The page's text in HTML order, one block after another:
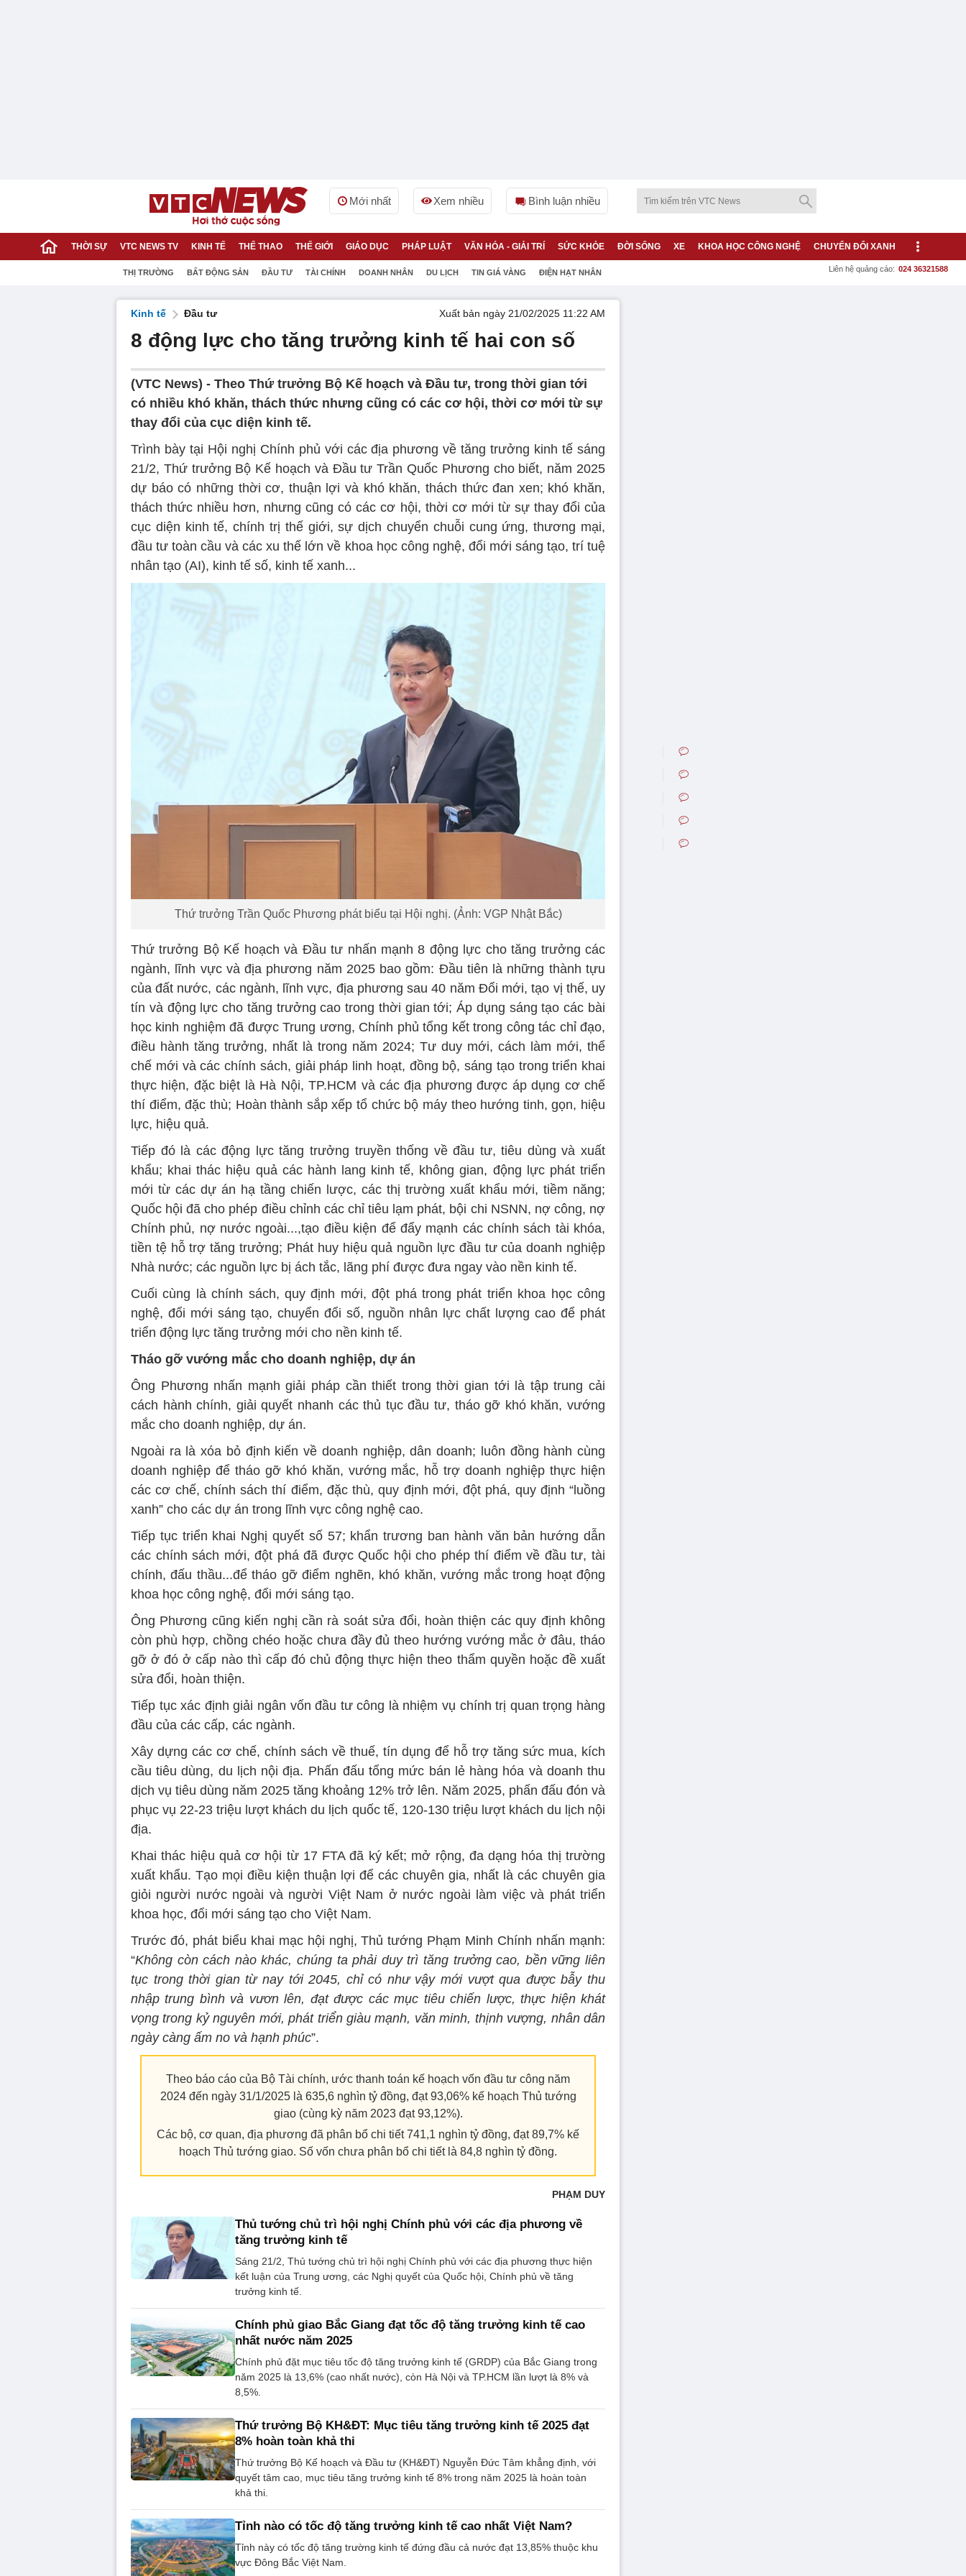
Mới nhất Xem nhiều Bình luận nhiều
THỜI SỰ VTC NEWS TV KINH TẾ THỂ THAO THẾ GIỚI GIÁO DỤC PHÁP LUẬT VĂN HÓA - GIẢI TRÍ SỨC KHỎE ĐỜI SỐNG XE KHOA HỌC CÔNG NGHỆ CHUYỂN ĐỔI XANH
THỊ TRƯỜNG BẤT ĐỘNG SẢN ĐẦU TƯ TÀI CHÍNH DOANH NHÂN DU LỊCH TIN GIÁ VÀNG ĐIỆN HẠT NHÂN Liên hệ quảng cáo: 024 36321588
Kinh tế Đầu tư Xuất bản ngày 21/02/2025 11:22 AM
8 động lực cho tăng trưởng kinh tế hai con số
(VTC News) - Theo Thứ trưởng Bộ Kế hoạch và Đầu tư, trong thời gian tới
có nhiều khó khăn, thách thức nhưng cũng có các cơ hội, thời cơ mới từ sự
thay đổi của cục diện kinh tế.
Trình bày tại Hội nghị Chính phủ với các địa phương về tăng trưởng kinh tế sáng
21/2, Thứ trưởng Bộ Kế hoạch và Đầu tư Trần Quốc Phương cho biết, năm 2025
dự báo có những thời cơ, thuận lợi và khó khăn, thách thức đan xen; khó khăn,
thách thức nhiều hơn, nhưng cũng có các cơ hội, thời cơ mới từ sự thay đổi của
cục diện kinh tế, chính trị thế giới, sự dịch chuyển chuỗi cung ứng, thương mại,
đầu tư toàn cầu và các xu thế lớn về khoa học công nghệ, đổi mới sáng tạo, trí tuệ
nhân tạo (AI), kinh tế số, kinh tế xanh...
Thứ trưởng Trần Quốc Phương phát biểu tại Hội nghị. (Ảnh: VGP Nhật Bắc)
Thứ trưởng Bộ Kế hoạch và Đầu tư nhấn mạnh 8 động lực cho tăng trưởng các
ngành, lĩnh vực và địa phương năm 2025 bao gồm: Đầu tiên là những thành tựu
của đất nước, các ngành, lĩnh vực, địa phương sau 40 năm Đổi mới, tạo vị thế, uy
tín và động lực cho tăng trưởng cao trong thời gian tới; Áp dụng sáng tạo các bài
học kinh nghiệm đã được Trung ương, Chính phủ tổng kết trong công tác chỉ đạo,
điều hành tăng trưởng, nhất là trong năm 2024; Tư duy mới, cách làm mới, thể
chế mới và các chính sách, giải pháp linh hoạt, đồng bộ, sáng tạo trong triển khai
thực hiện, đặc biệt là Hà Nội, TP.HCM và các địa phương được áp dụng cơ chế
thí điểm, đặc thù; Hoàn thành sắp xếp tổ chức bộ máy theo hướng tinh, gọn, hiệu
lực, hiệu quả.
Tiếp đó là các động lực tăng trưởng truyền thống về đầu tư, tiêu dùng và xuất
khẩu; khai thác hiệu quả các hành lang kinh tế, không gian, động lực phát triển
mới từ các dự án hạ tầng chiến lược, các thị trường xuất khẩu mới, tiềm năng;
Quốc hội đã cho phép điều chỉnh các chỉ tiêu lạm phát, bội chi NSNN, nợ công, nợ
Chính phủ, nợ nước ngoài...,tạo điều kiện để đẩy mạnh các chính sách tài khóa,
tiền tệ hỗ trợ tăng trưởng; Phát huy hiệu quả nguồn lực đầu tư của doanh nghiệp
Nhà nước; các nguồn lực bị ách tắc, lãng phí được đưa ngay vào nền kinh tế.
Cuối cùng là chính sách, quy định mới, đột phá trong phát triển khoa học công
nghệ, đổi mới sáng tạo, chuyển đổi số, nguồn nhân lực chất lượng cao để phát
triển động lực tăng trưởng mới cho nền kinh tế.
Tháo gỡ vướng mắc cho doanh nghiệp, dự án
Ông Phương nhấn mạnh giải pháp cần thiết trong thời gian tới là tập trung cải
cách hành chính, giải quyết nhanh các thủ tục đầu tư, tháo gỡ khó khăn, vướng
mắc cho doanh nghiệp, dự án.
Ngoài ra là xóa bỏ định kiến về doanh nghiệp, dân doanh; luôn đồng hành cùng
doanh nghiệp để tháo gỡ khó khăn, vướng mắc, hỗ trợ doanh nghiệp thực hiện
các cơ chế, chính sách thí điểm, đặc thù, quy định mới, đột phá, quy định “luồng
xanh” cho các dự án trong lĩnh vực công nghệ cao.
Tiếp tục triển khai Nghị quyết số 57; khẩn trương ban hành văn bản hướng dẫn
các chính sách mới, đột phá đã được Quốc hội cho phép thí điểm về đầu tư, tài
chính, đấu thầu...để tháo gỡ điểm nghẽn, khó khăn, vướng mắc trong hoạt động
khoa học công nghệ, đổi mới sáng tạo.
Ông Phương cũng kiến nghị cần rà soát sửa đổi, hoàn thiện các quy định không
còn phù hợp, chồng chéo hoặc chưa đầy đủ theo hướng vướng mắc ở đâu, tháo
gỡ ở đó ở cấp nào thì cấp đó chủ động thực hiện theo thẩm quyền hoặc đề xuất
sửa đổi, hoàn thiện.
Tiếp tục xác định giải ngân vốn đầu tư công là nhiệm vụ chính trị quan trọng hàng
đầu của các cấp, các ngành.
Xây dựng các cơ chế, chính sách về thuế, tín dụng để hỗ trợ tăng sức mua, kích
cầu tiêu dùng, du lịch nội địa. Phấn đấu tổng mức bán lẻ hàng hóa và doanh thu
dịch vụ tiêu dùng năm 2025 tăng khoảng 12% trở lên. Năm 2025, phấn đấu đón và
phục vụ 22-23 triệu lượt khách du lịch quốc tế, 120-130 triệu lượt khách du lịch nội
địa.
Khai thác hiệu quả cơ hội từ 17 FTA đã ký kết; mở rộng, đa dạng hóa thị trường
xuất khẩu. Tạo mọi điều kiện thuận lợi để các chuyên gia, nhất là các chuyên gia
giỏi người nước ngoài và người Việt Nam ở nước ngoài làm việc và phát triển
khoa học, đổi mới sáng tạo cho Việt Nam.
Trước đó, phát biểu khai mạc hội nghị, Thủ tướng Phạm Minh Chính nhấn mạnh:
“Không còn cách nào khác, chúng ta phải duy trì tăng trưởng cao, bền vững liên
tục trong thời gian từ nay tới 2045, chỉ có như vậy mới vượt qua được bẫy thu
nhập trung bình và vươn lên, đạt được các mục tiêu chiến lược, thực hiện khát
vọng trong kỷ nguyên mới, phát triển giàu mạnh, văn minh, thịnh vượng, nhân dân
ngày càng ấm no và hạnh phúc”.
Theo báo cáo của Bộ Tài chính, ước thanh toán kế hoạch vốn đầu tư công năm
2024 đến ngày 31/1/2025 là 635,6 nghìn tỷ đồng, đạt 93,06% kế hoạch Thủ tướng
giao (cùng kỳ năm 2023 đạt 93,12%).
Các bộ, cơ quan, địa phương đã phân bổ chi tiết 741,1 nghìn tỷ đồng, đạt 89,7% kế
hoạch Thủ tướng giao. Số vốn chưa phân bổ chi tiết là 84,8 nghìn tỷ đồng.
PHẠM DUY
Thủ tướng chủ trì hội nghị Chính phủ với các địa phương về
tăng trưởng kinh tế
Sáng 21/2, Thủ tướng chủ trì hội nghị Chính phủ với các địa phương thực hiện
kết luận của Trung ương, các Nghị quyết của Quốc hội, Chính phủ về tăng
trưởng kinh tế.
Chính phủ giao Bắc Giang đạt tốc độ tăng trưởng kinh tế cao
nhất nước năm 2025
Chính phủ đặt mục tiêu tốc độ tăng trưởng kinh tế (GRDP) của Bắc Giang trong
năm 2025 là 13,6% (cao nhất nước), còn Hà Nội và TP.HCM lần lượt là 8% và
8,5%.
Thứ trưởng Bộ KH&ĐT: Mục tiêu tăng trưởng kinh tế 2025 đạt
8% hoàn toàn khả thi
Thứ trưởng Bộ Kế hoạch và Đầu tư (KH&ĐT) Nguyễn Đức Tâm khẳng định, với
quyết tâm cao, mục tiêu tăng trưởng kinh tế 8% trong năm 2025 là hoàn toàn
khả thi.
Tỉnh nào có tốc độ tăng trưởng kinh tế cao nhất Việt Nam?
Tỉnh này có tốc độ tăng trường kinh tế đứng đầu cả nước đạt 13,85% thuộc khu
vực Đông Bắc Việt Nam.